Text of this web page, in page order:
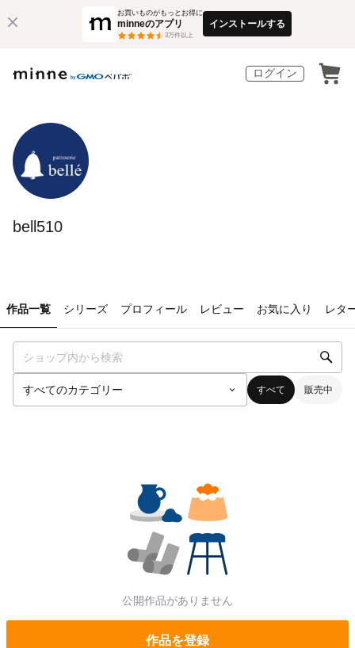
お買いものがもっとお得に
minneのアプリ
3万件以上
インストールする
ログイン
bell510
作品一覧 シリーズ プロフィール レビュー お気に入り レタ
すべて 販売中
公開作品がありません
作品を登録